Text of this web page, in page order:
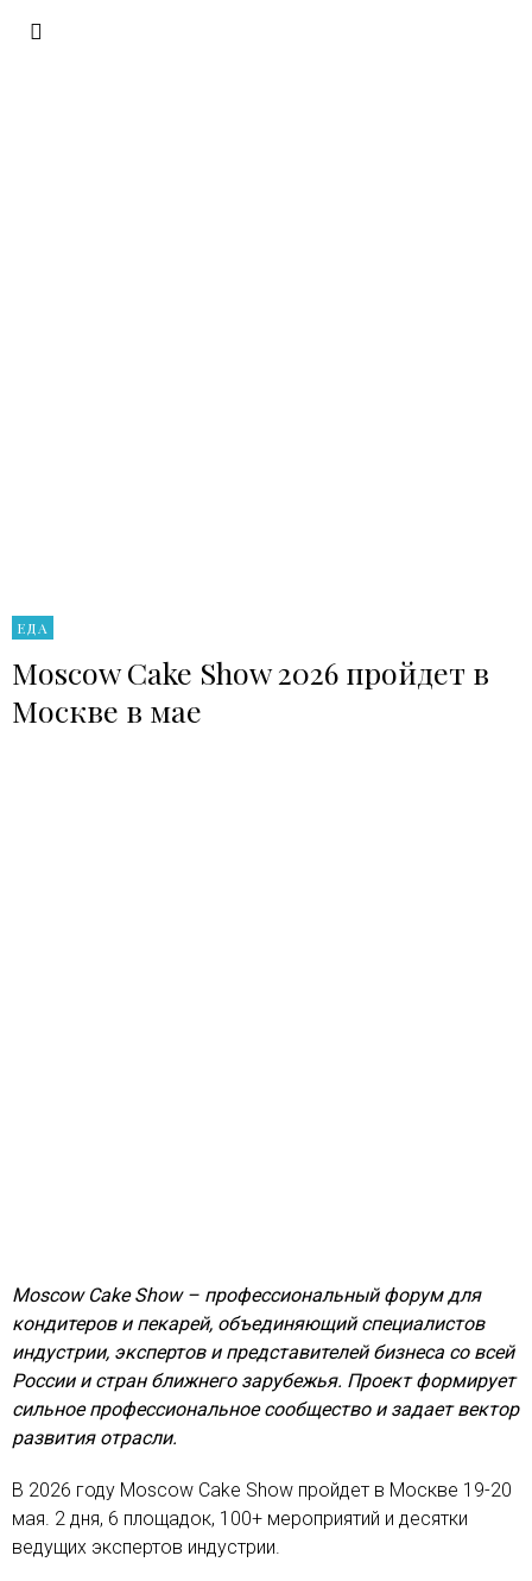
ЕДА
Moscow Cake Show 2026 пройдет в
Москве в мае
Moscow Cake Show – профессиональный форум для
кондитеров и пекарей, объединяющий специалистов
индустрии, экспертов и представителей бизнеса со всей
России и стран ближнего зарубежья. Проект формирует
сильное профессиональное сообщество и задает вектор
развития отрасли.
В 2026 году Moscow Cake Show пройдет в Москве 19-20
мая. 2 дня, 6 площадок, 100+ мероприятий и десятки
ведущих экспертов индустрии.